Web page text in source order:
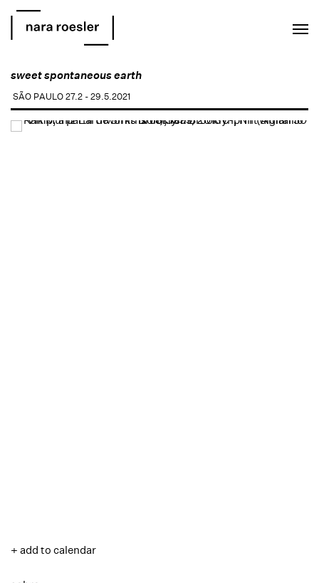
SÃO PAULO27.2 - 29.5.2021
sweet spontaneous earth
Open a larger version of the following image in a popup:
+ add to calendar